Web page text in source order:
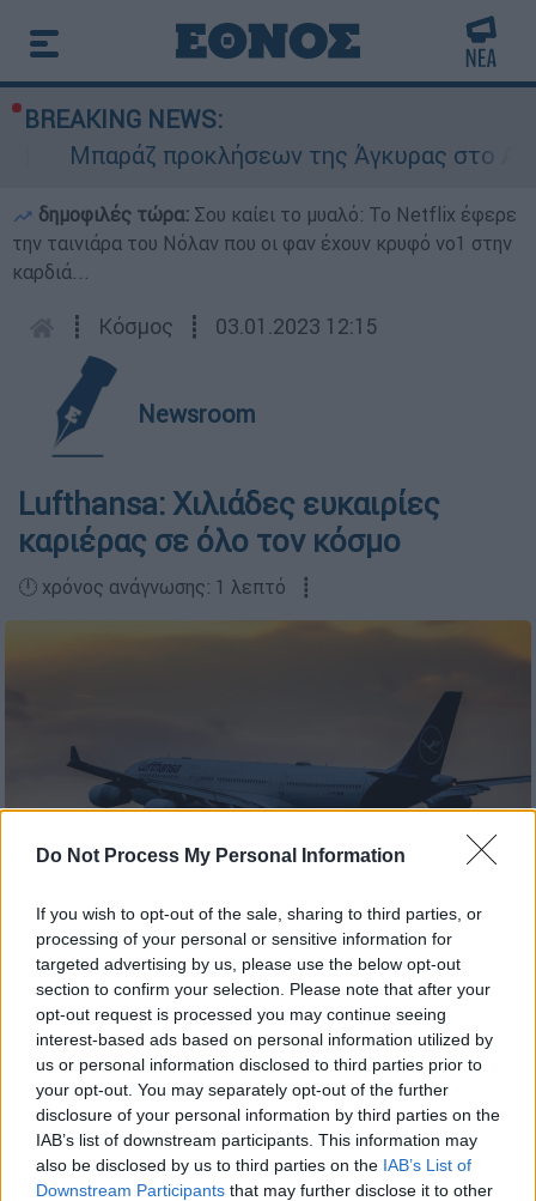
Do Not Process My Personal Information
If you wish to opt-out of the sale, sharing to third parties, or
processing of your personal or sensitive information for
targeted advertising by us, please use the below opt-out
section to confirm your selection. Please note that after your
opt-out request is processed you may continue seeing
interest-based ads based on personal information utilized by
us or personal information disclosed to third parties prior to
your opt-out. You may separately opt-out of the further
disclosure of your personal information by third parties on the
IAB’s list of downstream participants. This information may
also be disclosed by us to third parties on the IAB’s List of
Downstream Participants that may further disclose it to other
BREAKING NEWS:
Μπαράζ προκλήσεων της Άγκυρας στο
δημοφιλές τώρα: Σου καίει το μυαλό: Το Netflix έφερε
την ταινιάρα του Νόλαν που οι φαν έχουν κρυφό νο1 στην
καρδιά...
┋ Κόσμος ┋ 03.01.2023 12:15
Newsroom
Lufthansa: Χιλιάδες ευκαιρίες
καριέρας σε όλο τον κόσμο
🕛 χρόνος ανάγνωσης: 1 λεπτό ┋
Αεροπλάνο της Lufthansa
Προσθέστε το ΕΘΝΟΣ στη Google
Θέλετε να εργαστείτε σε ένα κορυφαίο
όμιλο αεροπορικών εταιρειών που αυτή τη
στιγμή προσφέρει 1.305 ευκαιρίες
καριέραςσε όλο τον κόσμο και να